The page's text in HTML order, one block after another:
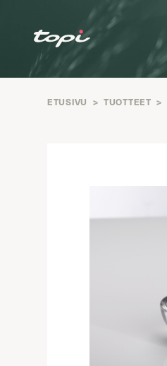
ETUSIVU > TUOTTEET >